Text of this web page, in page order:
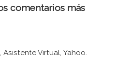
comentarios más
Asistente Virtual, Yahoo.